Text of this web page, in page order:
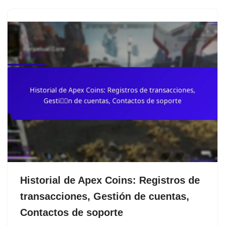
Historial de Apex Coins: Registros de
transacciones, Gestión de cuentas,
Contactos de soporte